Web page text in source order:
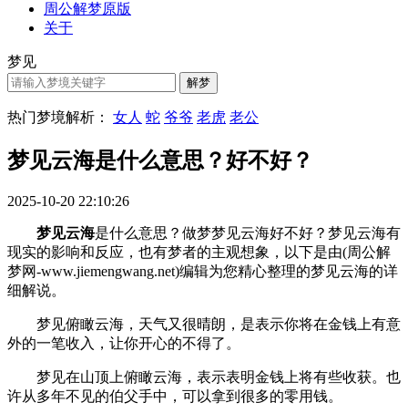
周公解梦原版
关于
梦见
热门梦境解析： 女人 蛇 爷爷 老虎 老公
梦见云海是什么意思？好不好？
2025-10-20 22:10:26
梦见云海是什么意思？做梦梦见云海好不好？梦见云海有
现实的影响和反应，也有梦者的主观想象，以下是由(周公解
梦网-www.jiemengwang.net)编辑为您精心整理的梦见云海的详
细解说。
梦见俯瞰云海，天气又很晴朗，是表示你将在金钱上有意
外的一笔收入，让你开心的不得了。
梦见在山顶上俯瞰云海，表示表明金钱上将有些收获。也
许从多年不见的伯父手中，可以拿到很多的零用钱。